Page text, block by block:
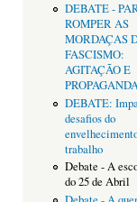
DEBATE -
ROMPER AS
MORDAÇAS
FASCISMO:
AGITAÇÃO E
DEBATE:
desafios do
trabalho
Debate - A
do 25 de Abril